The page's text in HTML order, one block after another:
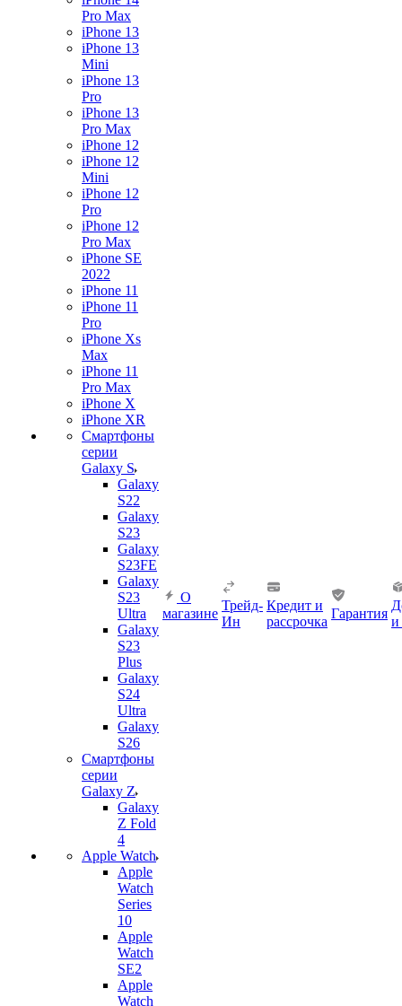
Pro Max
iPhone 13
iPhone 13
Mini
iPhone 13
Pro
iPhone 13
Pro Max
iPhone 12
iPhone 12
Mini
iPhone 12
Pro
iPhone 12
Pro Max
iPhone SE
2022
iPhone 11
iPhone 11
Pro
iPhone Xs
Max
iPhone 11
Pro Max
iPhone X
iPhone XR
Смартфоны
серии
Galaxy S
Galaxy
S22
Galaxy
S23
Galaxy
S23FE
Galaxy
S23
Ultra
Galaxy
S23
Plus
Galaxy
S24
Ultra
Galaxy
S26
Смартфоны
серии
Galaxy Z
Galaxy
Z Fold
4
Apple Watch
Apple
Watch
Series
10
Apple
Watch
SE2
Apple
Watch
О
магазине
Трейд-
Ин
Кредит и
рассрочка
Гарантия
и